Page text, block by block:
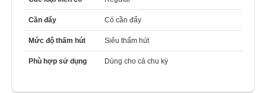
Cần đẩy Có cần đẩy
Mức độ thấm hút Siêu thấm hút
Phù hợp sử dụng Dùng cho cả chu kỳ